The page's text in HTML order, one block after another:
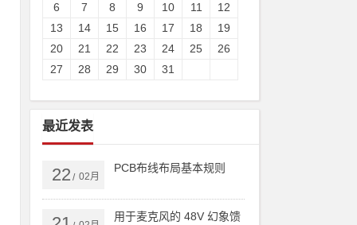
6
7 8 9 10 11
12
13
14 15 16 17 18
19
20
21 22 23 24 25
26
27
28 29 30 31
最近发表
22 / 02月
PCB布线布局基本规则
用于麦克风的 48V 幻象馈